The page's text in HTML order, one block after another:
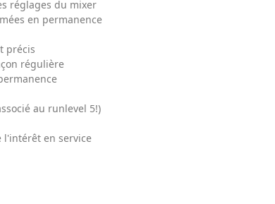
réglages du mixer
en permanence
précis
régulière
au runlevel 5!)
en service